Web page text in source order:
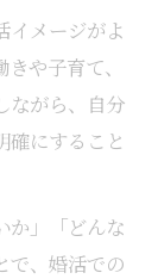
イメージがよ
や子育て、
ながら、自分
確にすること
か」「どんな
で、婚活での